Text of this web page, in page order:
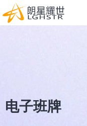
电子班牌